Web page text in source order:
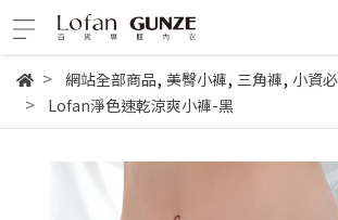
網站全部商品, 美臀小褲, 三角褲, 小資
Lofan淨色速乾涼爽小褲-黑